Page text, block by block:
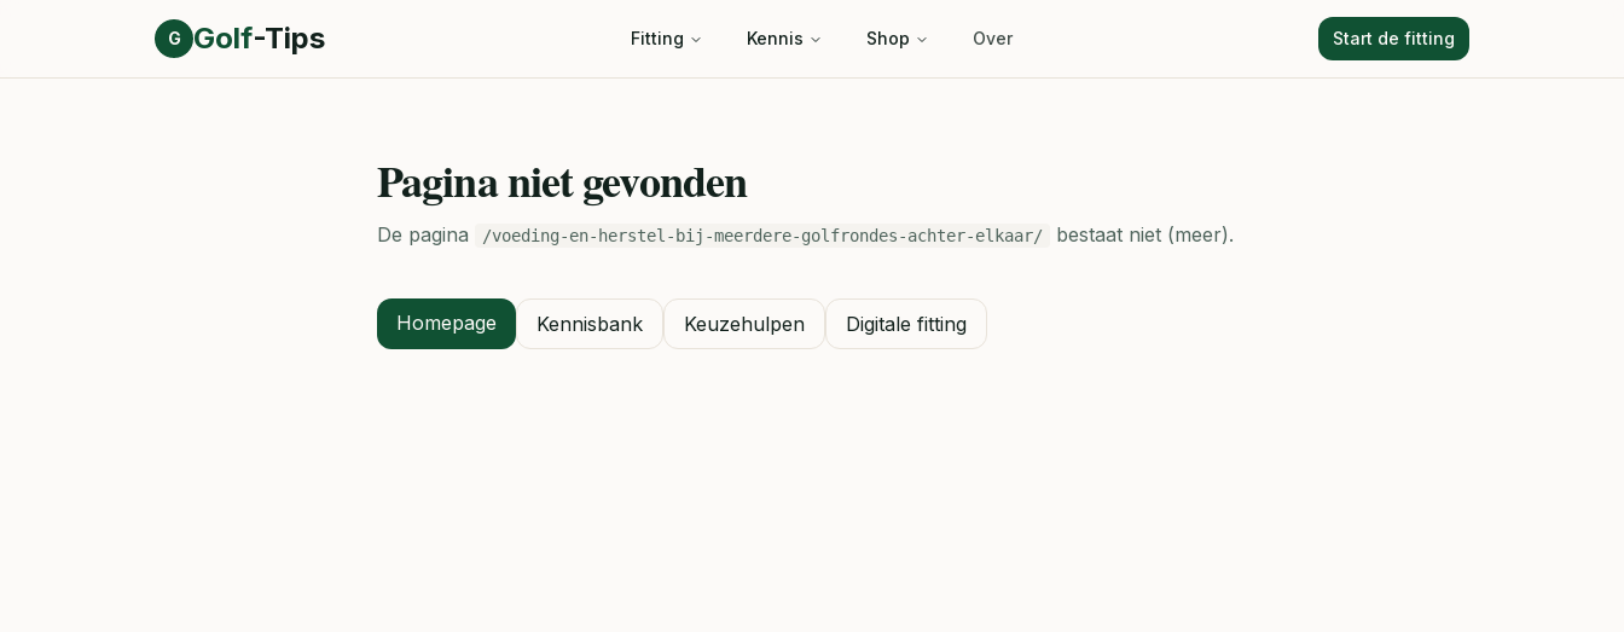
Direct naar inhoud
G Golf-Tips Fitting Kennis Shop Over Start de fitting
Pagina niet gevonden
De pagina /voeding-en-herstel-bij-meerdere-golfrondes-achter-elkaar/ bestaat niet (meer).
Homepage Kennisbank Keuzehulpen Digitale fitting